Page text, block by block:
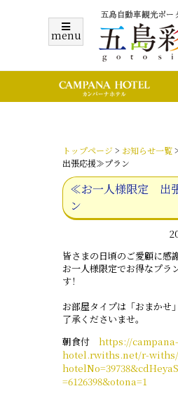
menu
トップページ > お知らせ一覧
出張応援≫プラン
≪お一人様限定 出
ン
皆さまの日頃のご愛顧に感
お一人様限定でお得なプラ
す！
お部屋タイプは「おまかせ
了承くださいませ。
朝食付 https://campana-
hotel.rwiths.net/r-withs/
=6126398&otona=1